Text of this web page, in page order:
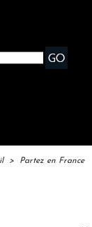
> Partez en France